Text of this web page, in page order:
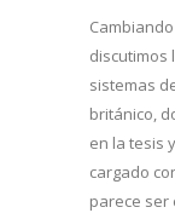
discutimos
sistemas
británico,
en la tesis
cargado
parece ser